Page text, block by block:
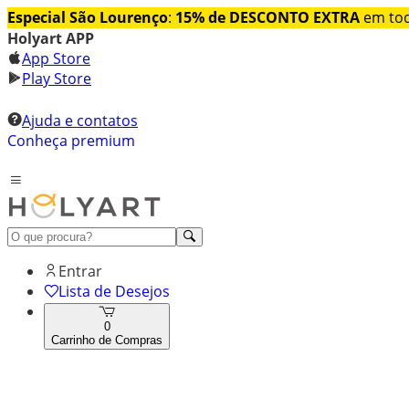
Especial São Lourenço: 15% de DESCONTO EXTRA em
Holyart APP
App Store
Play Store
Ajuda e contatos
Conheça premium
Entrar
Lista de Desejos
0
Carrinho de Compras